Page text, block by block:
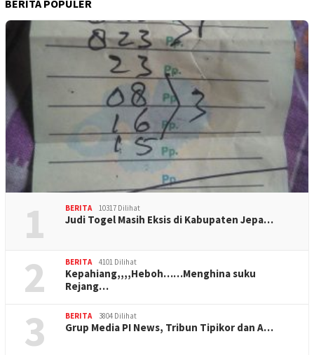
BERITA POPULER
1 BERITA 10317 Dilihat
Judi Togel Masih Eksis di Kabupaten Jepa…
2 BERITA 4101 Dilihat
Kepahiang,,,,Heboh……Menghina suku
Rejang…
3 BERITA 3804 Dilihat
Grup Media PI News, Tribun Tipikor dan A…